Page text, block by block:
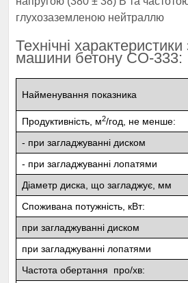
глухозаземленою нейтраллю
Технічні
машини бетону СО-333:
Найменування показника
Продуктивність, м2/год, не менше:
- при загладжуванні диском
- при загладжуванні лопатями
Діаметр диска, що загладжує, мм
Споживана потужність, кВт:
при загладжуванні диском
при загладжуванні лопатями
Частота обертання про/хв: